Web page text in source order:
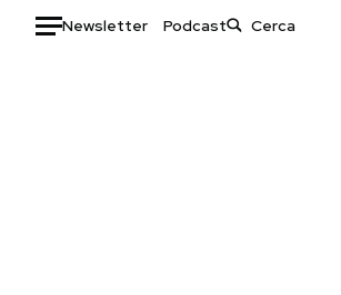
Newsletter Podcast